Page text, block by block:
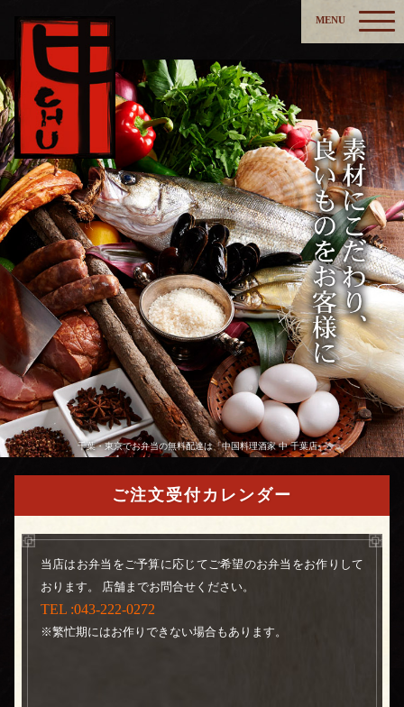
千葉・東京でお弁当の無料配達は「中国料理酒家 中 千葉店」
ご注文受付カレンダー
当店はお弁当をご予算に応じてご希望のお弁当をお作りして
おります。 店舗までお問合せください。
TEL :043-222-0272
※繁忙期にはお作りできない場合もあります。